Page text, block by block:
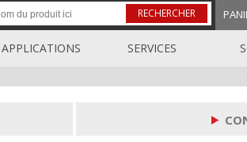
RECHERCHER
APPLICATIONS SERVICES